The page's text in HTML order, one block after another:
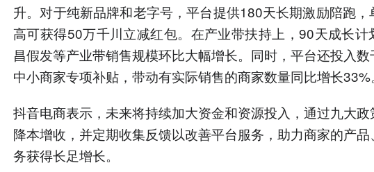
升。对于纯新品牌和老字号，平台提供180天长期激励陪跑，
高可获得50万千川立减红包。在产业带扶持上，90天成长计
昌假发等产业带销售规模环比大幅增长。同时，平台还投入
中小商家专项补贴，带动有实际销售的商家数量同比增长33%。
抖音电商表示，未来将持续加大资金和资源投入，通过九大政
降本增收，并定期收集反馈以改善平台服务，助力商家的产品
务获得长足增长。